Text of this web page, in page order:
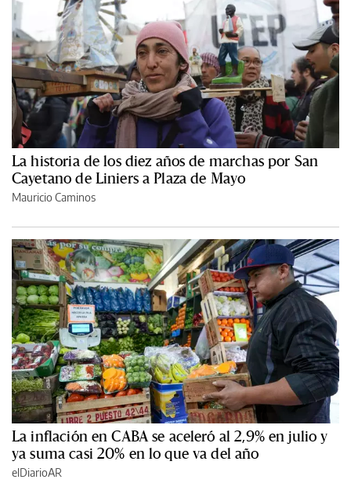
La historia de los diez años de marchas por San
Cayetano de Liniers a Plaza de Mayo
Mauricio Caminos
La inflación en CABA se aceleró al 2,9% en julio y
ya suma casi 20% en lo que va del año
elDiarioAR